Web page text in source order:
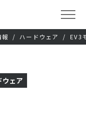
報 ハードウェア EV3
ウェア